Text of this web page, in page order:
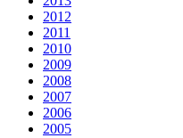
2012
2011
2010
2009
2008
2007
2006
2005